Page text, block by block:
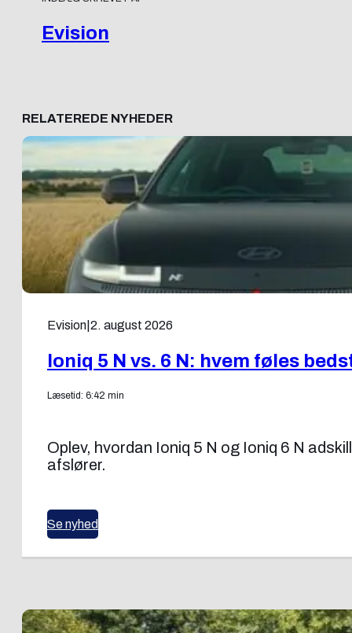
Evision
RELATEREDE NYHEDER
Evision 2. august 2026
Ioniq 5 N vs. 6 N: hvem føles
Læsetid: 6:42 min
Oplev, hvordan Ioniq 5 N og Ioniq 6 N
afslører.
Se nyhed